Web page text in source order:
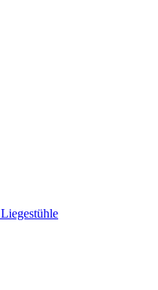
Liegestühle